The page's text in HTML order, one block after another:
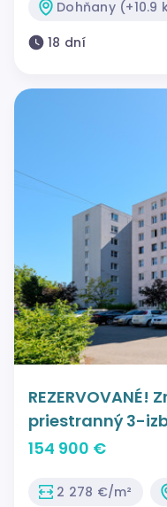
Dohňany (+10.9
18 dní
priestranný 3-
154 900 €
2 278 €/m²